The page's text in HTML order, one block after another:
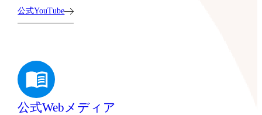
公式YouTube
公式Webメディア